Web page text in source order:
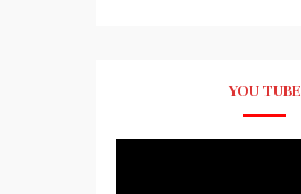
YOU TUBE